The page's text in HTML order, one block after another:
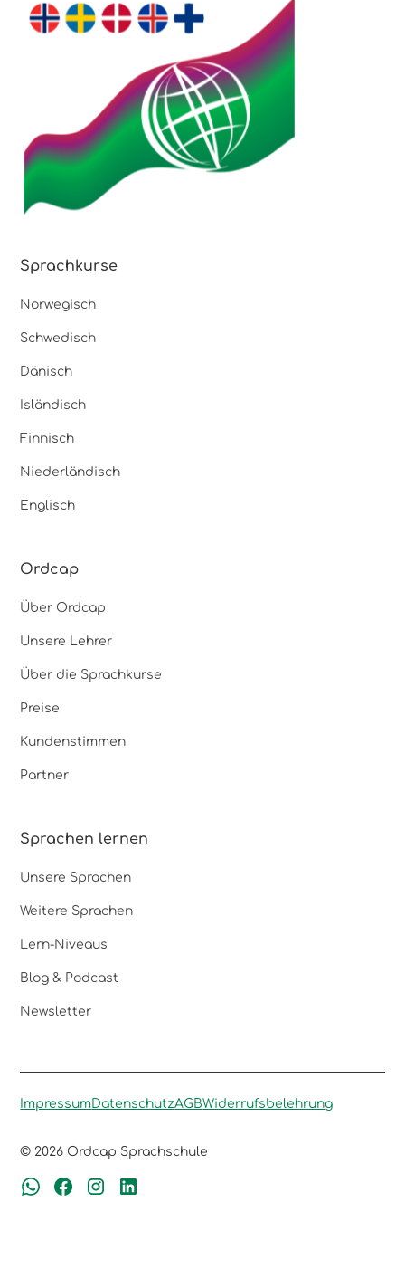
Sprachkurse
Norwegisch
Schwedisch
Dänisch
Isländisch
Finnisch
Niederländisch
Englisch
Ordcap
Über Ordcap
Unsere Lehrer
Über die Sprachkurse
Preise
Kundenstimmen
Partner
Sprachen lernen
Unsere Sprachen
Weitere Sprachen
Lern-Niveaus
Blog & Podcast
Newsletter
© 2026 Ordcap Sprachschule
ImpressumDatenschutzAGBWiderrufsbelehrung